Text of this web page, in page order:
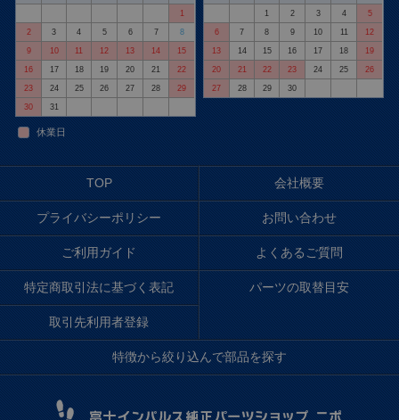
1
2 3 4 5 6 7 8
9 10 11 12 13 14 15
16 17 18 19 20 21 22
23 24 25 26 27 28 29
30 31
1 2 3 4 5
6 7 8 9 10 11 12
13 14 15 16 17 18 19
20 21 22 23 24 25 26
27 28 29 30
休業日
TOP 会社概要
プライバシーポリシー お問い合わせ
ご利用ガイド よくあるご質問
特定商取引法に基づく表記 パーツの取替目安
取引先利用者登録
特徴から絞り込んで部品を探す